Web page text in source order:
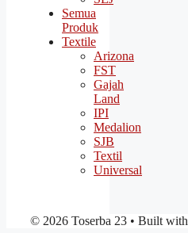
Semua
Produk
Textile
Arizona
FST
Gajah
Land
IPI
Medalion
SJB
Textil
Universal
© 2026 Toserba 23 • Built with